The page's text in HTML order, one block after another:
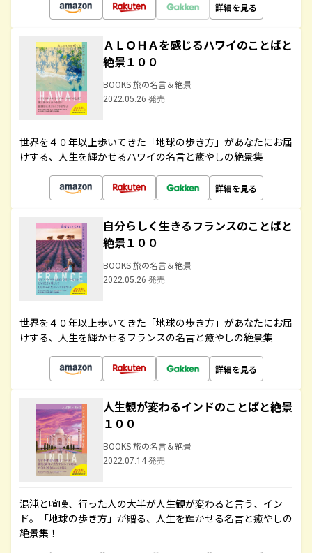
詳細を見る
ＡＬＯＨＡを感じるハワイのことばと
絶景１００
BOOKS 旅の名言＆絶景
2022.05.26 発売
世界を４０年以上歩いてきた「地球の歩き方」があなたにお届
けする、人生を輝かせるハワイの名言と癒やしの絶景集
詳細を見る
自分らしく生きるフランスのことばと
絶景１００
BOOKS 旅の名言＆絶景
2022.05.26 発売
世界を４０年以上歩いてきた「地球の歩き方」があなたにお届
けする、人生を輝かせるフランスの名言と癒やしの絶景集
詳細を見る
人生観が変わるインドのことばと絶景
１００
BOOKS 旅の名言＆絶景
2022.07.14 発売
混沌と喧噪、行った人の大半が人生観が変わると言う、イン
ド。「地球の歩き方」が贈る、人生を輝かせる名言と癒やしの
絶景集！